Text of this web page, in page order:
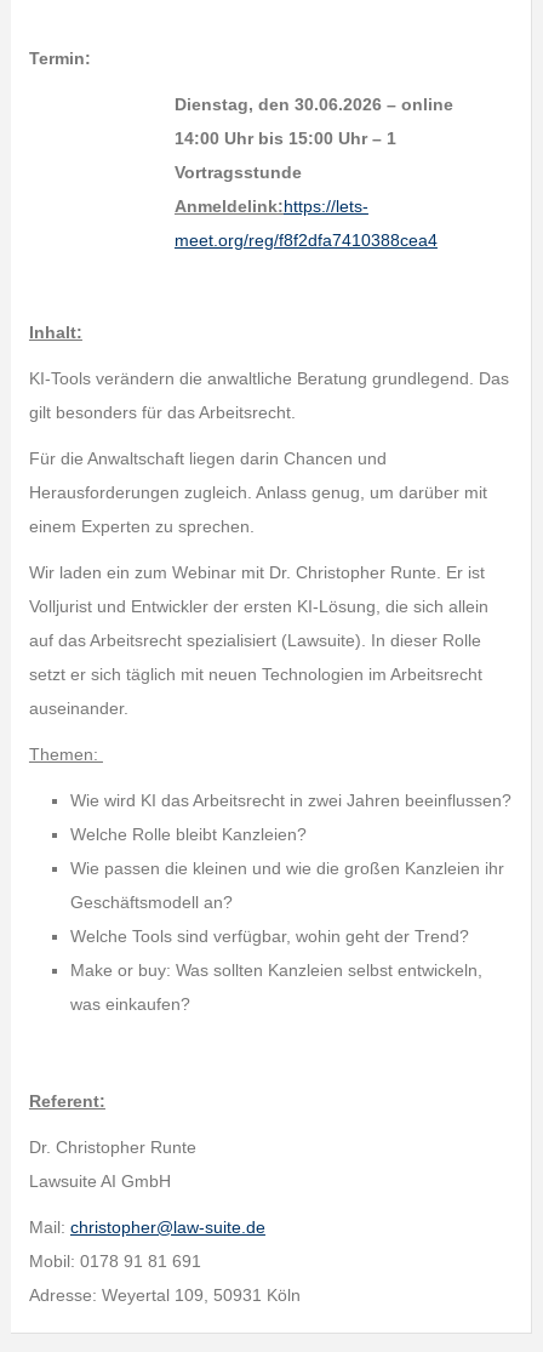
Termin:
Dienstag, den 30.06.2026 – online
14:00 Uhr bis 15:00 Uhr – 1
Vortragsstunde
Anmeldelink:https://lets-
meet.org/reg/f8f2dfa7410388cea4
Inhalt:
KI-Tools verändern die anwaltliche Beratung grundlegend. Das
gilt besonders für das Arbeitsrecht.
Für die Anwaltschaft liegen darin Chancen und
Herausforderungen zugleich. Anlass genug, um darüber mit
einem Experten zu sprechen.
Wir laden ein zum Webinar mit Dr. Christopher Runte. Er ist
Volljurist und Entwickler der ersten KI-Lösung, die sich allein
auf das Arbeitsrecht spezialisiert (Lawsuite). In dieser Rolle
setzt er sich täglich mit neuen Technologien im Arbeitsrecht
auseinander.
Themen:
Wie wird KI das Arbeitsrecht in zwei Jahren beeinflussen?
Welche Rolle bleibt Kanzleien?
Wie passen die kleinen und wie die großen Kanzleien ihr
Geschäftsmodell an?
Welche Tools sind verfügbar, wohin geht der Trend?
Make or buy: Was sollten Kanzleien selbst entwickeln,
was einkaufen?
Referent:
Dr. Christopher Runte
Lawsuite AI GmbH
Mail: christopher@law-suite.de
Mobil: 0178 91 81 691
Adresse: Weyertal 109, 50931 Köln